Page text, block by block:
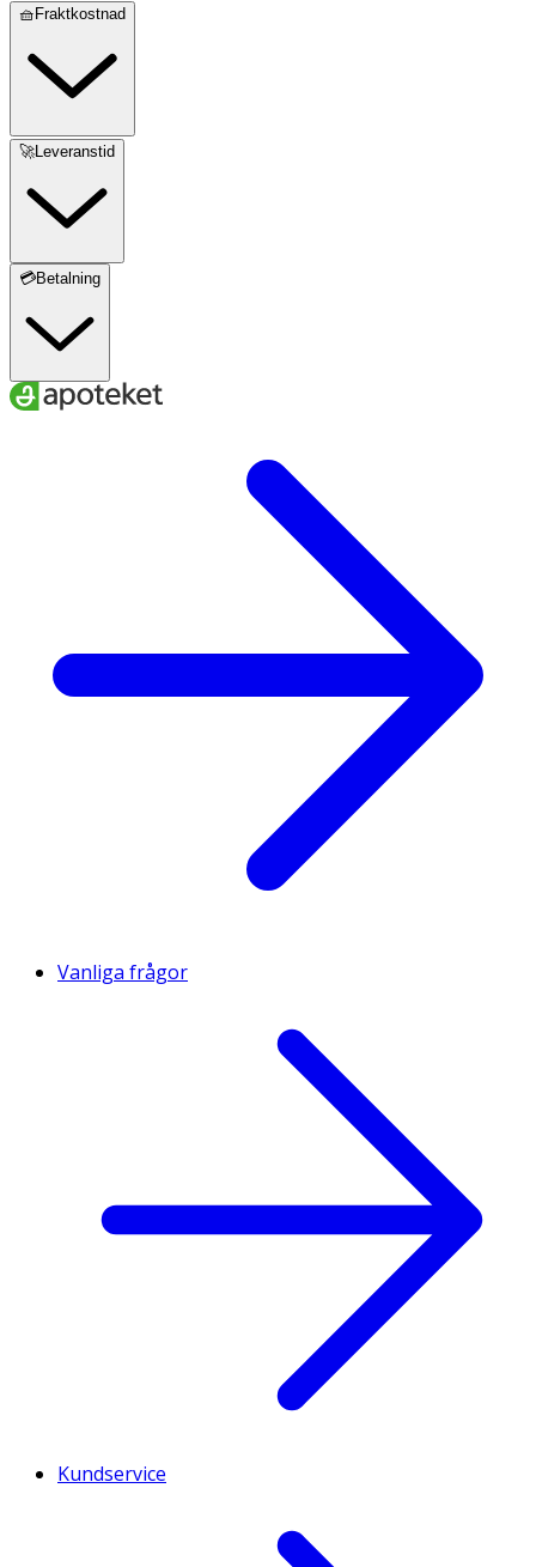
🧺Fraktkostnad
🚀Leveranstid
💳Betalning
Vanliga frågor
Kundservice